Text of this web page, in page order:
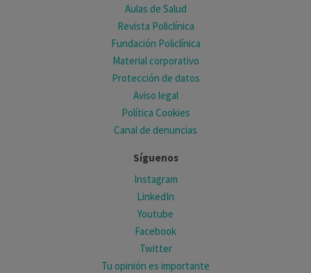
Aulas de Salud
Revista Policlínica
Fundación Policlínica
Material corporativo
Protección de datos
Aviso legal
Política Cookies
Canal de denuncias
Síguenos
Instagram
LinkedIn
Youtube
Facebook
Twitter
Tu opinión es importante